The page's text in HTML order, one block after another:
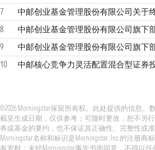
7
8
9
10
©2026 Morningstar保留所有权。此处提供的信息、
截至生成日期，仅供参考；可随时更改，恕不另
券或基金的要约，也不保证其正确性、完整性或
Morningstar名称和标识是Morningstar, Inc.的注册商
有资料；未经Morningstar事先书面同意，不得以